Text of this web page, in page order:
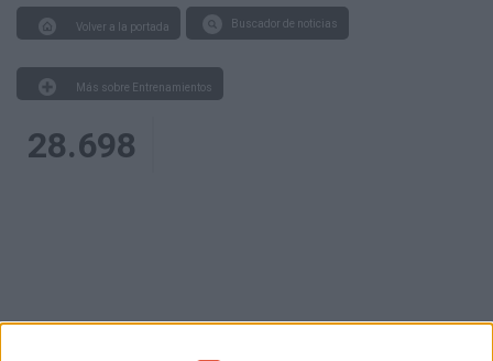
Volver a la portada Buscador de noticias
Más sobre Entrenamientos
28.698